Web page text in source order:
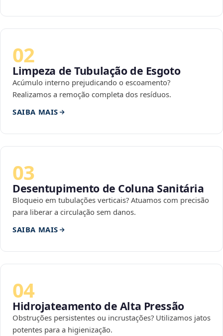
02
Limpeza de Tubulação de Esgoto
Acúmulo interno prejudicando o escoamento?
Realizamos a remoção completa dos resíduos.
SAIBA MAIS
03
Desentupimento de Coluna Sanitária
Bloqueio em tubulações verticais? Atuamos com precisão
para liberar a circulação sem danos.
SAIBA MAIS
04
Hidrojateamento de Alta Pressão
Obstruções persistentes ou incrustações? Utilizamos jatos
potentes para a higienização.